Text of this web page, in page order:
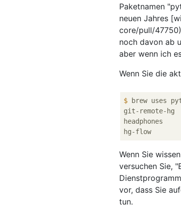
Paketnamen
neuen Jahres
core/pull/
noch davon ab
aber wenn ich
Wenn Sie die
$ brew uses
git-remote-
Wenn Sie
versuchen Sie,
vor, dass Sie
tun.